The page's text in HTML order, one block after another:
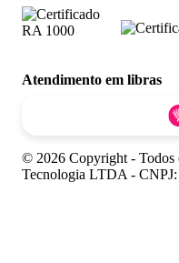
Atendimento em libras
© 2026 Copyright - Todos
Tecnologia LTDA - CNPJ: